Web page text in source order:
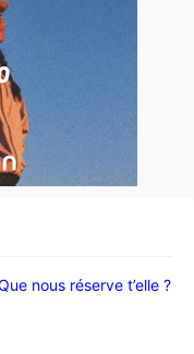
nous réserve t’elle ?